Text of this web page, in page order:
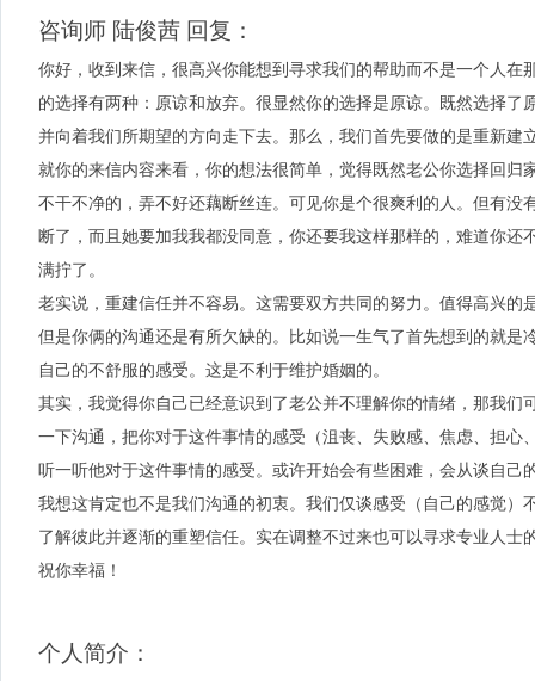
咨询师 陆俊茜 回复：
你好，收到来信，很高兴你能想到寻求我们的帮助而不是一个人在
的选择有两种：原谅和放弃。很显然你的选择是原谅。既然选择了
并向着我们所期望的方向走下去。那么，我们首先要做的是重新建
就你的来信内容来看，你的想法很简单，觉得既然老公你选择回归
不干不净的，弄不好还藕断丝连。可见你是个很爽利的人。但有没
断了，而且她要加我我都没同意，你还要我这样那样的，难道你还
满拧了。
老实说，重建信任并不容易。这需要双方共同的努力。值得高兴的
但是你俩的沟通还是有所欠缺的。比如说一生气了首先想到的就是
自己的不舒服的感受。这是不利于维护婚姻的。
其实，我觉得你自己已经意识到了老公并不理解你的情绪，那我们
一下沟通，把你对于这件事情的感受（沮丧、失败感、焦虑、担心
听一听他对于这件事情的感受。或许开始会有些困难，会从谈自己
我想这肯定也不是我们沟通的初衷。我们仅谈感受（自己的感觉）
了解彼此并逐渐的重塑信任。实在调整不过来也可以寻求专业人士
祝你幸福！
个人简介：